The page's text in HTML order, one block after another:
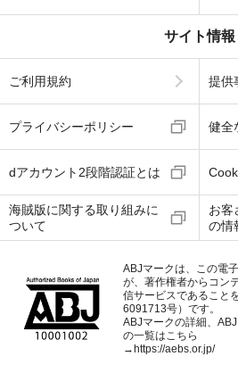
サイト情報
ご利用規約 提供
プライバシーポリシー 健全
dアカウント2段階認証とは
海賊版に関する取り組みに
ついて
お客
の情
ABJマークは、この電
が、著作権者からコン
信サービスであること
6091713号）です。
ABJマークの詳細、
の一覧はこちら
→https://aebs.or.jp/